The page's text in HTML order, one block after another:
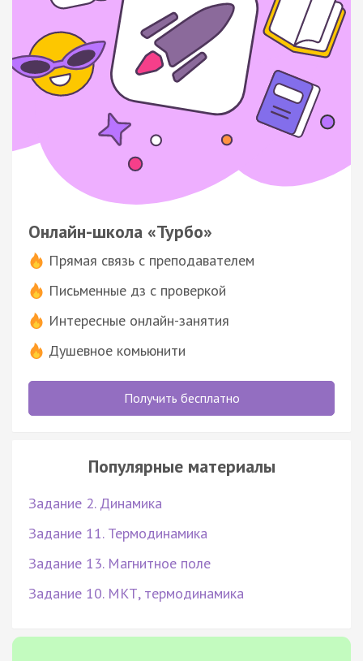
Онлайн-школа «Турбо»
Прямая связь с преподавателем
Письменные дз с проверкой
Интересные онлайн-занятия
Душевное комьюнити
Получить бесплатно
Популярные материалы
Задание 2. Динамика
Задание 11. Термодинамика
Задание 13. Магнитное поле
Задание 10. МКТ, термодинамика